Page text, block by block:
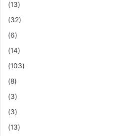
(13)
(32)
(6)
(14)
(103)
(8)
(3)
(3)
(13)